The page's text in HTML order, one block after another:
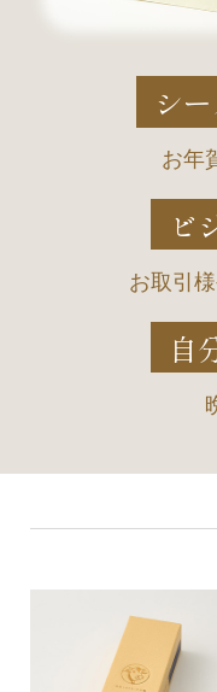
シ
お年
ビ
お取引
自